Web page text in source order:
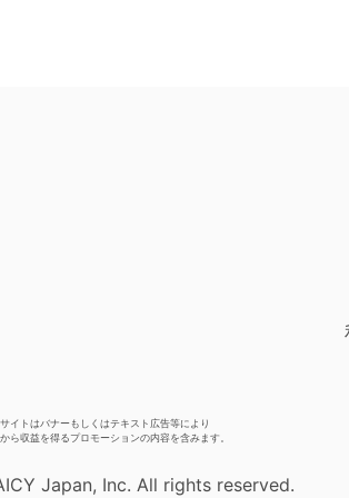
イトはバナーもしくはテキスト広告等により
ら収益を得るプロモーションの内容を含みます。
Japan, Inc. All rights reserved.